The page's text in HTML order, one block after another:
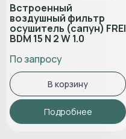
Встроенный
воздушный фильтр
осушитель (сапун) FREI
BDM 15 N 2 W 1.0
По запросу
В корзину
Подробнее